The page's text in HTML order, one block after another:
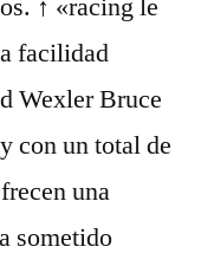
↑ «racing le
facilidad
Wexler Bruce
con un total de
una
sometido